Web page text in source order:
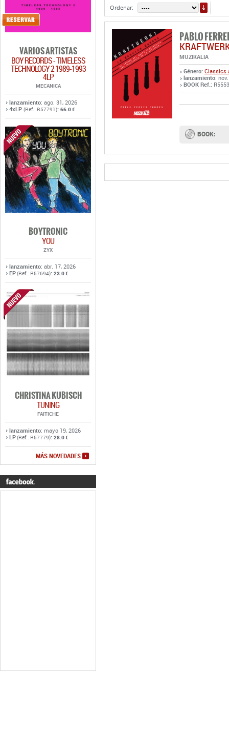
VARIOS ARTISTAS
BOY RECORDS - TIMELESS
TECHNOLOGY 2 1989-1993
4LP
MECANICA
lanzamiento: ago. 31, 2026
4xLP (Ref.: R57791): 66.0 €
BOYTRONIC
YOU
ZYX
lanzamiento: abr. 17, 2026
EP(Ref.: R57694): 23.0 €
CHRISTINA KUBISCH
TUNING
FAITICHE
lanzamiento: mayo 19, 2026
LP(Ref.: R57779): 28.0 €
MÁS NOVEDADES
Ordenar:
PABLO
MUZIKALIA
Género: Classics
lanzamiento:
BOOK Ref.:
BOOK: